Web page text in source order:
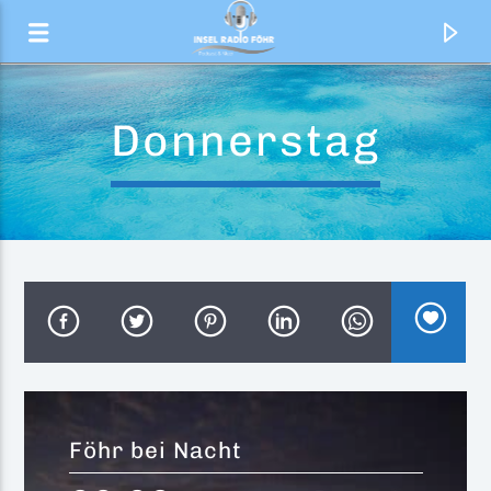
Aktueller Titel
Kann Es So Für Immer Sein?
Fayan & Dalton
Donnerstag
Föhr bei Nacht